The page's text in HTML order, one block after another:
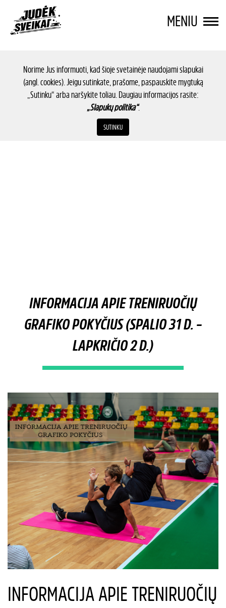
MENIU
Norime Jus informuoti, kad šioje svetainėje naudojami slapukai
(angl. cookies). Jeigu sutinkate, prašome, paspauskite mygtuką
„Sutinku“ arba naršykite toliau. Daugiau informacijos rasite:
„Slapukų politika“.
SUTINKU
INFORMACIJA APIE TRENIRUOČIŲ
GRAFIKO POKYČIUS (SPALIO 31 D. –
LAPKRIČIO 2 D.)
INFORMACIJA APIE TRENIRUOČIŲ